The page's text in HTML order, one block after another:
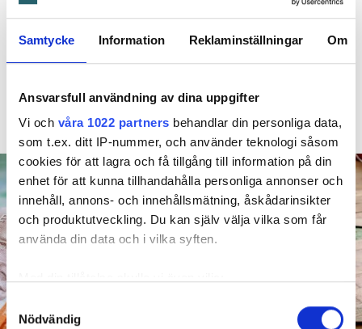
Samtycke Information Reklaminställningar Om
Ansvarsfull användning av dina uppgifter
Vi och våra 1022 partners behandlar din personliga data,
som t.ex. ditt IP-nummer, och använder teknologi såsom
cookies för att lagra och få tillgång till information på din
enhet för att kunna tillhandahålla personliga annonser och
innehåll, annons- och innehållsmätning, åskådarinsikter
och produktutveckling. Du kan själv välja vilka som får
använda din data och i vilka syften.
som kan ha en noggrannhet på upp till flera meter
Samtyckesval
Nödvändig
betala 300 000
30 JULI KL 08:30
vrider på vattenkranen i duschen. När mamman vaknar
ha förhindrat menar Örebrobostäder.